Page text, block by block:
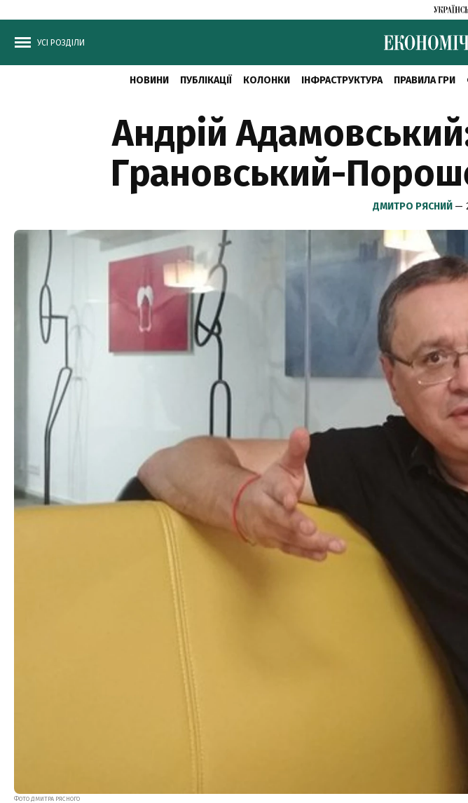
УСІ РОЗДІЛИ
НОВИНИ ПУБЛІКАЦІЇ КОЛОНКИ ІНФРАСТРУКТУРА ПРАВИЛА ГРИ
Андрій
Грановський-
ДМИТРО РЯСНИЙ —
ФОТО ДМИТРА РЯСНОГО